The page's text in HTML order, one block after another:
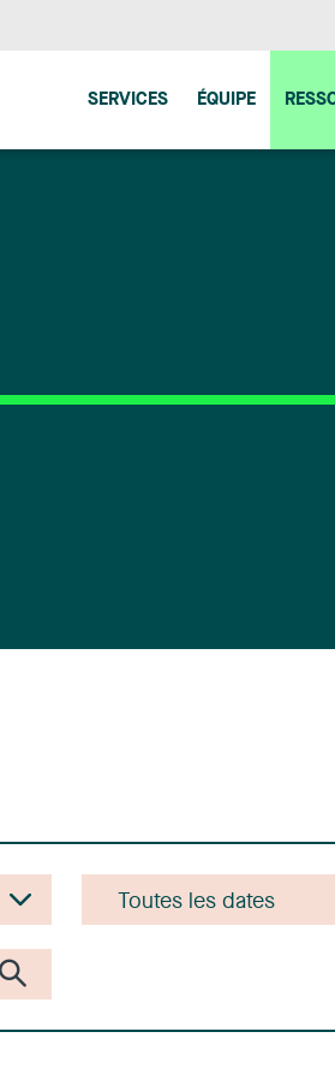
SERVICES ÉQUIPE